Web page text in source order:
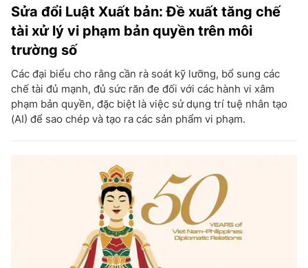
Sửa đổi Luật Xuất bản: Đề xuất tăng chế
tài xử lý vi phạm bản quyền trên môi
trường số
Các đại biểu cho rằng cần rà soát kỹ lưỡng, bổ sung các
chế tài đủ mạnh, đủ sức răn đe đối với các hành vi xâm
phạm bản quyền, đặc biệt là việc sử dụng trí tuệ nhân tạo
(AI) để sao chép và tạo ra các sản phẩm vi phạm.